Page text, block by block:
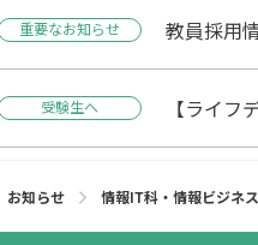
重要なお知らせ 教員採用
受験生へ 【ライフ
お知らせ 情報IT科・情報ビジネ